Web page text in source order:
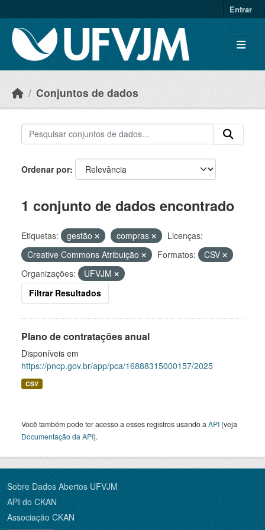
Entrar
Conjuntos de dados
Ordenar por
1 conjunto de dados encontrado
Etiquetas: gestão compras
Licenças:
Creative Commons Atribuição
Formatos:
CSV
Organizações:
UFVJM
Filtrar Resultados
Plano de contratações anual
Disponíveis em
https://pncp.gov.br/app/pca/16888315000157/2025
CSV
Você também pode ter acesso a esses registros usando a API (veja
Documentação da API).
Sobre Dados Abertos UFVJM
API do CKAN
Associação CKAN